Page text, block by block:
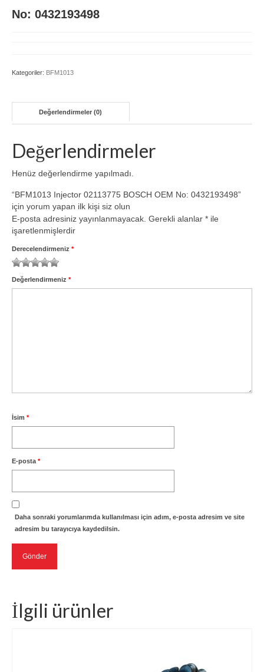
TCD2013
Volvo Yedek Parça
Motor
6.1 TCD
4.1 TCD
3.6 TCD
2.9 TCD
No: 0432193498
Kategoriler: BFM1013
Değerlendirmeler (0)
Değerlendirmeler
Henüz değerlendirme yapılmadı.
“BFM1013 Injector 02113775 BOSCH OEM No: 0432193498”
için yorum yapan ilk kişi siz olun
E-posta adresiniz yayınlanmayacak. Gerekli alanlar * ile
işaretlenmişlerdir
Derecelendirmeniz *
Değerlendirmeniz *
İsim *
E-posta *
Daha sonraki yorumlarımda kullanılması için adım, e-posta adresim ve site
adresim bu tarayıcıya kaydedilsin.
İlgili ürünler